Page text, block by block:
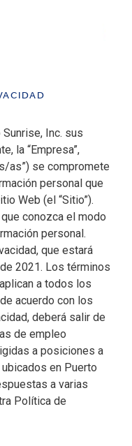
Sunrise, Inc. sus
la “Empresa”,
as”) se compromete
personal que
Web (el “Sitio”).
conozca el modo
personal.
que estará
2021. Los términos
a todos los
acuerdo con los
deberá salir de
de empleo
a posiciones a
en Puerto
a varias
Política de